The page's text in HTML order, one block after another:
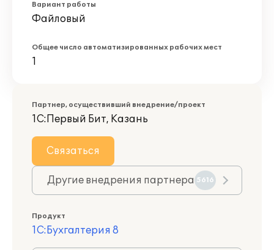
Вариант работы
Файловый
Общее число автоматизированных рабочих мест
1
Партнер, осуществивший внедрение/проект
1С:Первый Бит, Казань
Связаться
Другие внедрения партнера 5616
Продукт
1С:Бухгалтерия 8